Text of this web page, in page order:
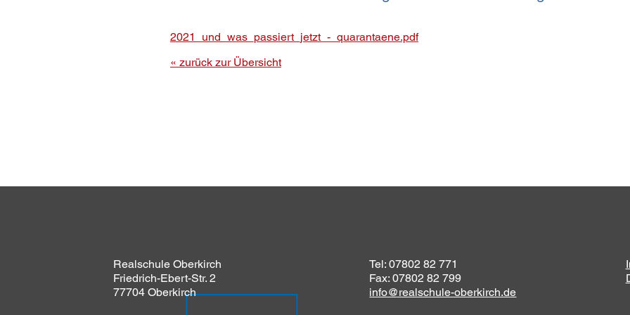
2021_und_was_passiert_jetzt_-_quarantaene.pdf
« zurück zur Übersicht
Realschule Oberkirch
Friedrich-Ebert-Str. 2
77704 Oberkirch
Tel: 07802 82 771
Fax: 07802 82 799
info@realschule-oberkirch.de